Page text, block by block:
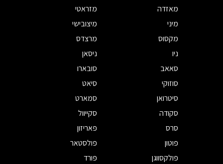
מאזדה
מזראטי
מיני
מיצובישי
מקסוס
מרצדס
ניו
ניסאן
סאאב
סובארו
סוזוקי
סיאט
סיטרואן
סמארט
סקודה
סקייוול
סרס
פאריזון
פוטון
פולסטאר
פולקסווגן
פורד